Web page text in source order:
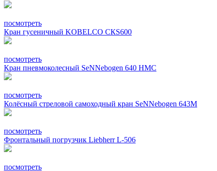
посмотреть
Кран гусеничный KOBELCO СКS600
посмотреть
Кран пневмоколесный SeNNebogen 640 HMC
посмотреть
Колёсный стреловой самоходный кран SeNNebogen 643М
посмотреть
Фронтальный погрузчик Liebherr L-506
посмотреть